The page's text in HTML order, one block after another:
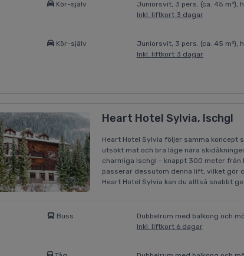
Kör-själv
Juniorsvit, 3 pers. (ca. 45 m²),
Inkl. liftkort 3 dagar
Kör-själv
Juniorsvit, 3 pers. (ca. 45 m²),
Inkl. liftkort 3 dagar
Heart Hotel Sylvia, Ischgl
Heart Hotel Sylvia följer samma koncept
utsökt mat och bra läge nära
charmiga Ischgl - knappt 300 meter
passerar dessutom denna lift, vilket gör
Heart Hotel Sylvia kan du alltså snabbt
Buss
Dubbelrum med balkong och
Inkl. liftkort 6 dagar